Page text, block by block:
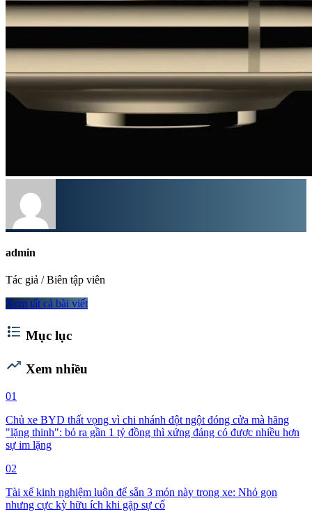
admin
Tác giả / Biên tập viên
Xem tất cả bài viết
format_list_bulleted Mục lục
trending_up Xem nhiều
01
Chủ xe BYD thất vọng vì chi nhánh đột ngột đóng cửa mà hãng
"lặng thinh": bỏ ra gần 1 tỷ đồng thì xứng đáng có được nhiều hơn
sự im lặng
02
Tài xế kinh nghiệm luôn để sẵn 3 món này trong xe: Nhỏ gọn
nhưng cực kỳ hữu ích khi gặp sự cố